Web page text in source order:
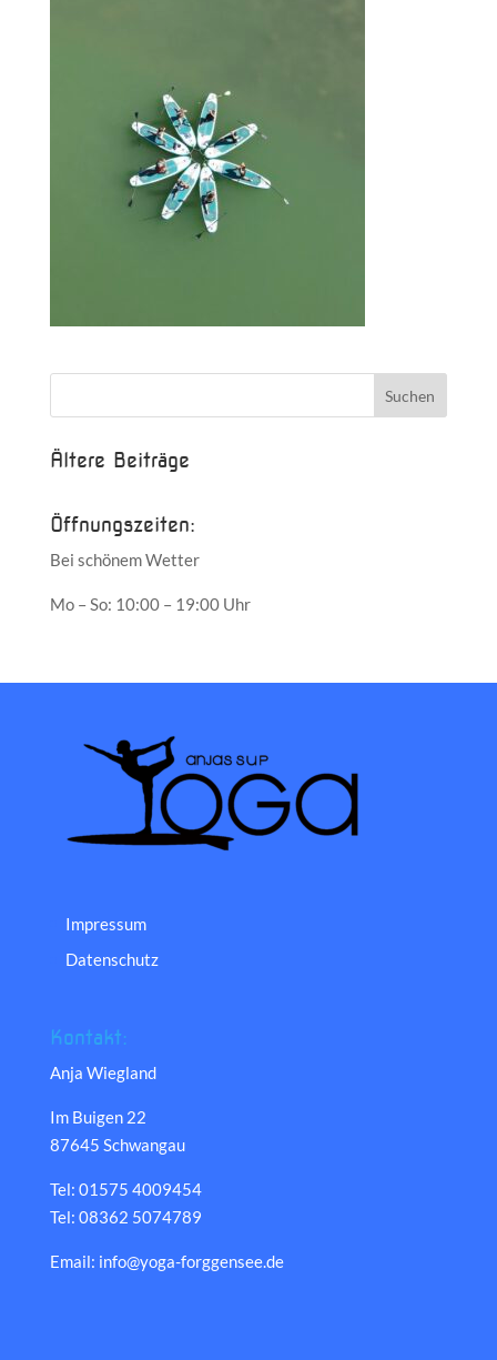
Ältere Beiträge
Öffnungszeiten:
Bei schönem Wetter
Mo – So: 10:00 – 19:00 Uhr
Impressum
Datenschutz
Kontakt:
Anja Wiegland
Im Buigen 22
87645 Schwangau
Tel: 01575 4009454
Tel: 08362 5074789
Email: info@yoga-forggensee.de